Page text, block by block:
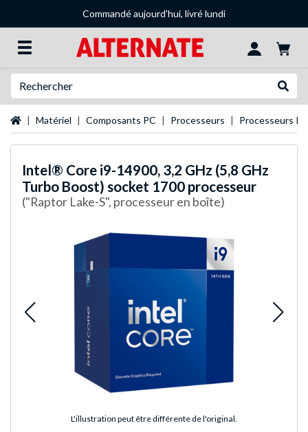
Commandé aujourd'hui, livré lundi
Page d'accueil
Matériel Composants PC Processeurs Processeurs
Intel® Core i9-14900, 3,2 GHz (5,8 GHz
Turbo Boost) socket 1700 processeur
("Raptor Lake-S", processeur en boîte)
L'illustration peut être différente de l'original.